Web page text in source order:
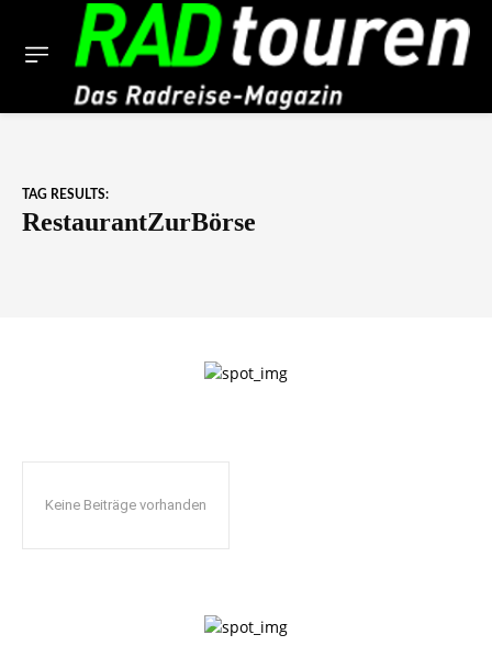
TAG RESULTS:
RestaurantZurBörse
Keine Beiträge vorhanden